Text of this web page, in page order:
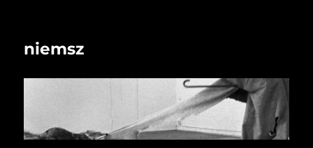
niemsz